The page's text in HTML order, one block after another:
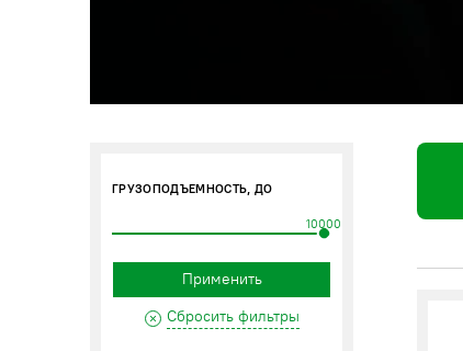
ГРУЗОПОДЪЕМНОСТЬ, ДО
10000
Применить
Сбросить фильтры